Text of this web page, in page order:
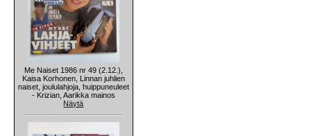
Me Naiset 1986 nr 49 (2.12.),
Kaisa Korhonen, Linnan juhlien
naiset, joululahjoja, huippuneuleet
- Krizian, Aarikka mainos
Näytä